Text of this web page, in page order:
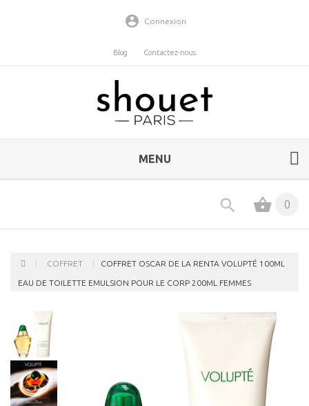
Connexion
Blog Contactez-nous
MENU
0
COFFRET COFFRET OSCAR DE LA RENTA VOLUPTÉ 100ML
EAU DE TOILETTE EMULSION POUR LE CORP 200ML FEMMES